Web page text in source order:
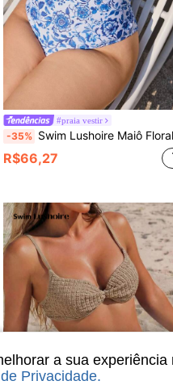
#praia vestir
-35% Swim Lushoire Maiô Floral de Decote em V Profundo para Mulheres Plus Size, Adequado para Férias na Praia, Festa na Piscina,
R$66,27
a sua
Privacidade.